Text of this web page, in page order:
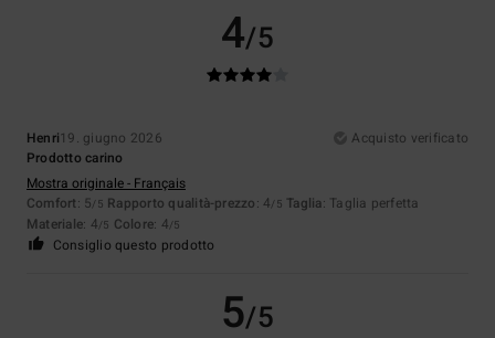
4/5
Henri19. giugno 2026
Acquisto verificato
Prodotto carino
Mostra originale - Français
Comfort: 5/5 Rapporto qualità-prezzo: 4/5 Taglia: Taglia perfetta
Materiale: 4/5 Colore: 4/5
Consiglio questo prodotto
5/5